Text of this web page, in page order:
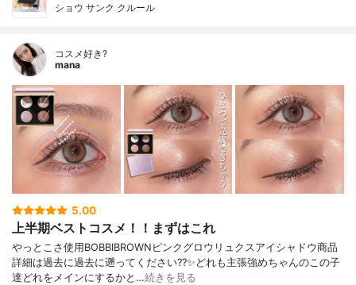
ショウ サンク クルール
コスメ好き?
mana
5.00
上半期ベストコスメ！！まずはこれ
やっとこさ使用BOBBIBROWNピンクグロウリュクスアイシャドウ商品
詳細は過去に過去に遡ってください??✨どれも主張強めちゃんのこの子
達どれをメインにするかと…続きを見る